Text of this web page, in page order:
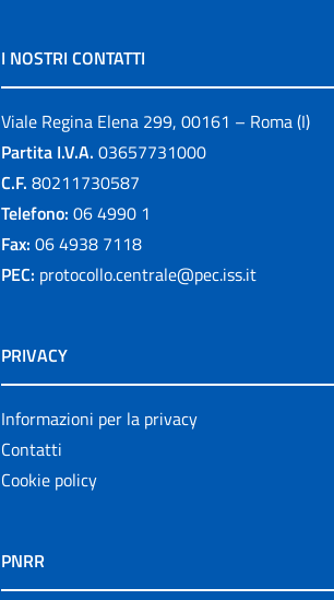
I NOSTRI CONTATTI
Viale Regina Elena 299, 00161 – Roma (I)
Partita I.V.A. 03657731000
C.F. 80211730587
Telefono: 06 4990 1
Fax: 06 4938 7118
PEC: protocollo.centrale@pec.iss.it
PRIVACY
Informazioni per la privacy
Contatti
Cookie policy
PNRR